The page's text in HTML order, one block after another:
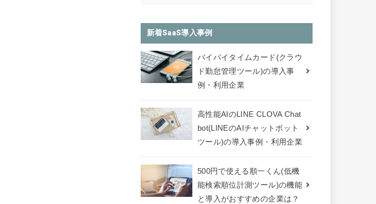
新着SaaS導入事例
バイバイタイムカード(クラウ
ド勤怠管理ツール)の導入事
例・利用企業
高性能AIのLINE CLOVA Chat
bot(LINEのAIチャットボット
ツール)の導入事例・利用企業
500円で使える順一くん(低機
能検索順位計測ツール)の機能
と導入がおすすめの企業は？